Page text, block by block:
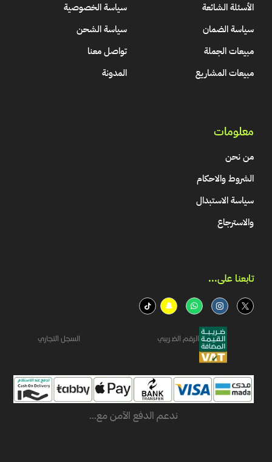
الأسئلة الشائعة
سياسة الضمان
مبيعات الجملة
مبيعات المشاريع
سياسة الخصوصية
سياسة الشحن
تواصل معنا
المدونة
معلومات
من نحن
الشروط والاحكام
سياسة الاستبدال
والاسترجاع
تابعنا على...​
الرقم الضريبي السجل التجاري
ندعم الدفع الآمن مع...